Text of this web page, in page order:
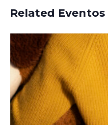
Related Eventos